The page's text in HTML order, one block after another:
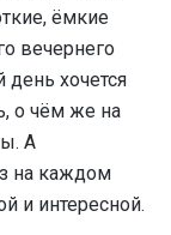
ёмкие
вечернего
хочется
о чём же на
А
на каждом
и интересной.